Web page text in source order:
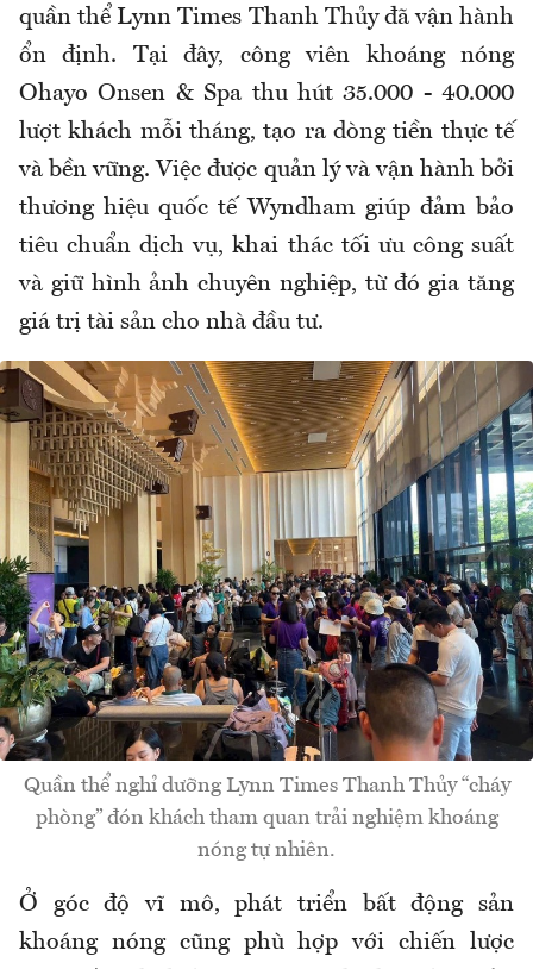
quần thể Lynn Times Thanh Thủy đã vận hành
ổn định. Tại đây, công viên khoáng nóng
Ohayo Onsen & Spa thu hút 35.000 - 40.000
lượt khách mỗi tháng, tạo ra dòng tiền thực tế
và bền vững. Việc được quản lý và vận hành bởi
thương hiệu quốc tế Wyndham giúp đảm bảo
tiêu chuẩn dịch vụ, khai thác tối ưu công suất
và giữ hình ảnh chuyên nghiệp, từ đó gia tăng
giá trị tài sản cho nhà đầu tư.
Quần thể nghỉ dưỡng Lynn Times Thanh Thủy “cháy
phòng” đón khách tham quan trải nghiệm khoáng
nóng tự nhiên.
Ở góc độ vĩ mô, phát triển bất động sản
khoáng nóng cũng phù hợp với chiến lược